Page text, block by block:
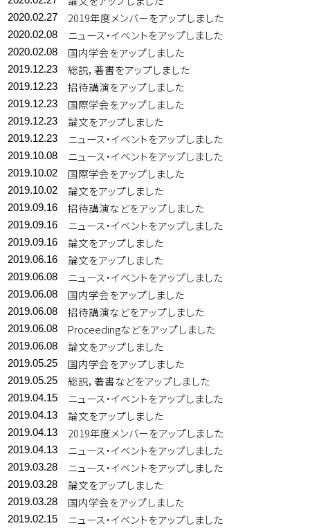
2020.02.27 2019年度メンバーをアップしました
2020.02.08 ニュース・イベントをアップしました
2020.02.08 国内学会をアップしました
2019.12.23 総説，著書をアップしました
2019.12.23 招待講演をアップしました
2019.12.23 国際学会をアップしました
2019.12.23 論文をアップしました
2019.12.23 ニュース・イベントをアップしました
2019.10.08 ニュース・イベントをアップしました
2019.10.02 国際学会をアップしました
2019.10.02 論文をアップしました
2019.09.16 招待講演などをアップしました
2019.09.16 ニュース・イベントをアップしました
2019.09.16 論文をアップしました
2019.06.16 論文をアップしました
2019.06.08 ニュース・イベントをアップしました
2019.06.08 国内学会をアップしました
2019.06.08 招待講演などをアップしました
2019.06.08 Proceedingなどをアップしました
2019.06.08 論文をアップしました
2019.05.25 国内学会をアップしました
2019.05.25 総説，著書などをアップしました
2019.04.15 ニュース・イベントをアップしました
2019.04.13 論文をアップしました
2019.04.13 2019年度メンバーをアップしました
2019.04.13 ニュース・イベントをアップしました
2019.03.28 ニュース・イベントをアップしました
2019.03.28 論文をアップしました
2019.03.28 国内学会をアップしました
2019.02.15 ニュース・イベントをアップしました